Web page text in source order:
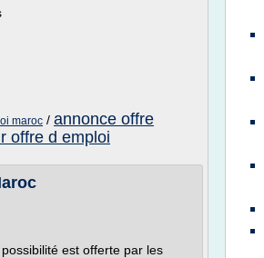
maroc / annonce offre
offre d emploi
est offerte par les